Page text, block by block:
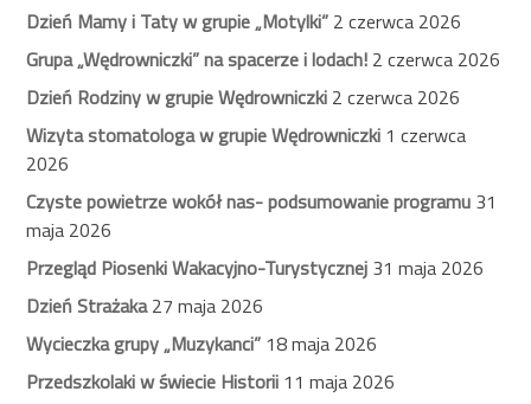
Dzień Mamy i Taty w grupie „Motylki” 2 czerwca 2026
Grupa „Wędrowniczki” na spacerze i lodach! 2 czerwca 2026
Dzień Rodziny w grupie Wędrowniczki 2 czerwca 2026
Wizyta stomatologa w grupie Wędrowniczki 1 czerwca
2026
Czyste powietrze wokół nas- podsumowanie programu 31
maja 2026
Przegląd Piosenki Wakacyjno-Turystycznej 31 maja 2026
Dzień Strażaka27 maja 2026
Wycieczka grupy „Muzykanci” 18 maja 2026
Przedszkolaki w świecie Historii 11 maja 2026